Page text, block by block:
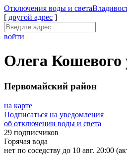
Отключения воды и света
[ другой адрес ]
войти
Олега Кошевого
Первомайский район
на карте
Подписаться на уведомления
об отключении воды и света
29 подписчиков
Горячая вода
нет по соседству до 10 авг. 20:00